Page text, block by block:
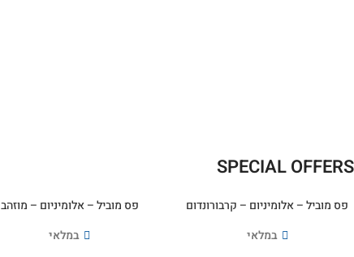
SPECIAL OFFERS
פס מוביל – אלומיניום – קרבורונדום
במלאי
פס מוביל – אלומיניום – מוזהב
במלאי